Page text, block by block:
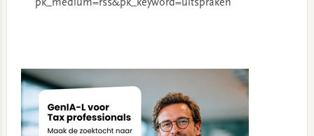
pk_medium=rss&pk_keyword=uitspraken
Sidebar